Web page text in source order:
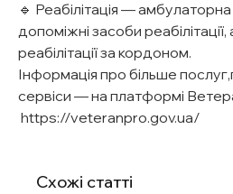
🔹 Реабілітація —
допоміжні засоби
реабілітації за кордоном.
Інформація про більше
сервіси — на платформі
https://veteranpro.gov.ua/
Схожі статті